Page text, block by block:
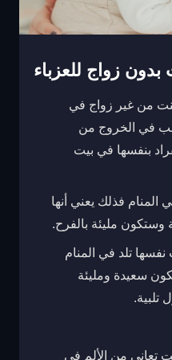
زواج للعزباء
بنت من غير زواج في
في الخروج من
بنفسها في بيت
المنام فذلك يعني أنها
وستكون مليئة بالفرح.
تلد في المنام
سعيدة ومليئة
تلبية.
تعاني من الألم في